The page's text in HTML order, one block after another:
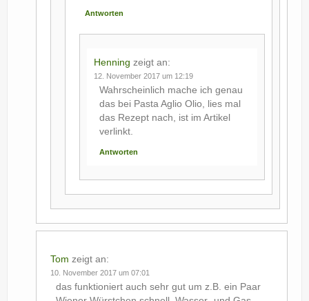
Antworten
Henning zeigt an:
12. November 2017 um 12:19
Wahrscheinlich mache ich genau
das bei Pasta Aglio Olio, lies mal
das Rezept nach, ist im Artikel
verlinkt.
Antworten
Tom zeigt an:
10. November 2017 um 07:01
das funktioniert auch sehr gut um z.B. ein Paar